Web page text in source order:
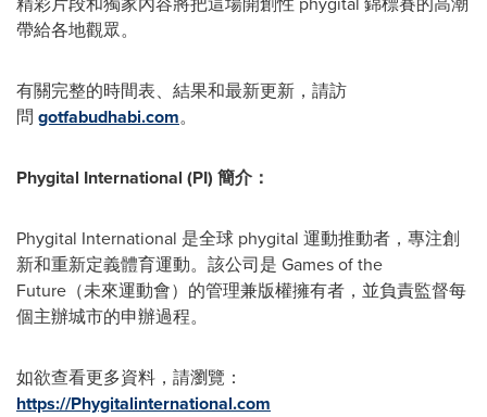
帶給各地觀眾。
有關完整的時間表、結果和最新更新，請訪
問 gotfabudhabi.com。
Phygital International (PI) 簡介：
Phygital International 是全球 phygital 運動推動者，專注創
新和重新定義體育運動。該公司是 Games of the
Future（未來運動會）的管理兼版權擁有者，並負責監督每
個主辦城市的申辦過程。
如欲查看更多資料，請瀏覽：
https://Phygitalinternational.com